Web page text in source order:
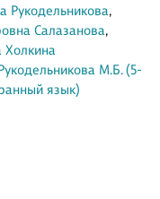
Рукодельникова,
Салазанова,
Холкина
М.Б. (5-
язык)